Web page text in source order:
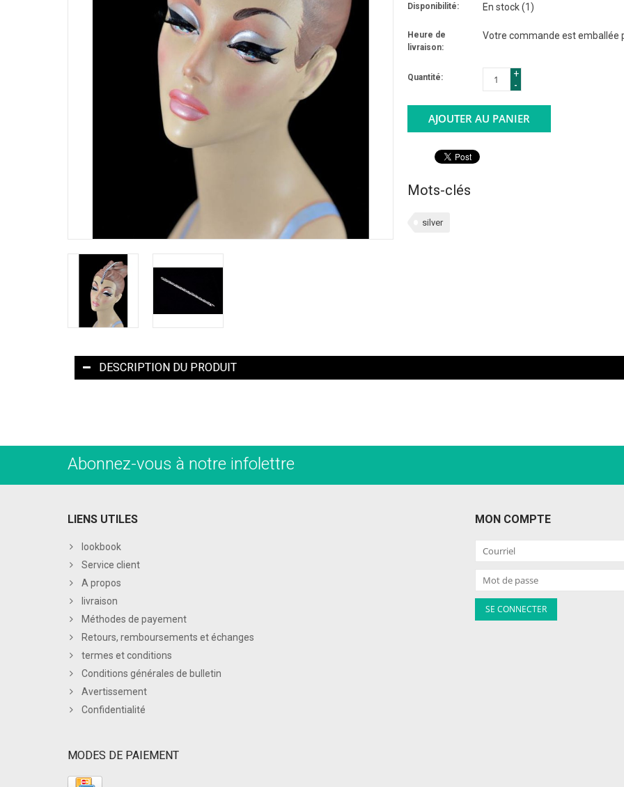
Disponibilité: En stock(1)
Heure de
livraison:
Votre commande est emballée
Quantité:
+
-
AJOUTER AU PANIER
Mots-clés
silver
DESCRIPTION DU PRODUIT
Abonnez-vous à notre infolettre
LIENS UTILES
lookbook
Service client
A propos
livraison
Méthodes de payement
Retours, remboursements et échanges
termes et conditions
Conditions générales de bulletin
Avertissement
Confidentialité
MON COMPTE
MODES DE PAIEMENT